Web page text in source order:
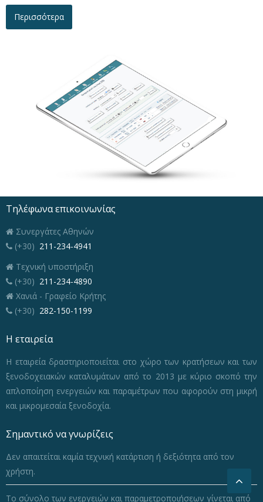
Περισσότερα
Τηλέφωνα επικοινωνίας
Συνεργάτες Αθηνών
(+30) 211-234-4941
Τεχνική υποστήριξη
(+30) 211-234-4890
Χανιά - Γραφείο Κρήτης
(+30) 282-150-1199
Η εταιρεία
Η εταιρεία δραστηριοποιείται στο χώρο των κρατήσεων και των
ξενοδοχειακών καταλυμάτων από το 2013 με κύριο σκοπό την
απλοποίηση ενεργειών και παραμέτρων που αφορούν στη μικρή
και μικρομεσαία ξενοδοχία.
Σημαντικό να γνωρίζεις
Δεν απαιτείται καμία τεχνική κατάρτιση ή δεξιότητα από τον
χρήστη.
Το σύνολο των ενεργειών και παραμετροποιήσεων γίνεται από